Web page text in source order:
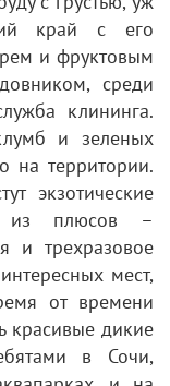
край с его
и фруктовым
среди
клининга.
и зеленых
на территории.
экзотические
из плюсов –
и трехразовое
мест,
от времени
красивые дикие
в Сочи,